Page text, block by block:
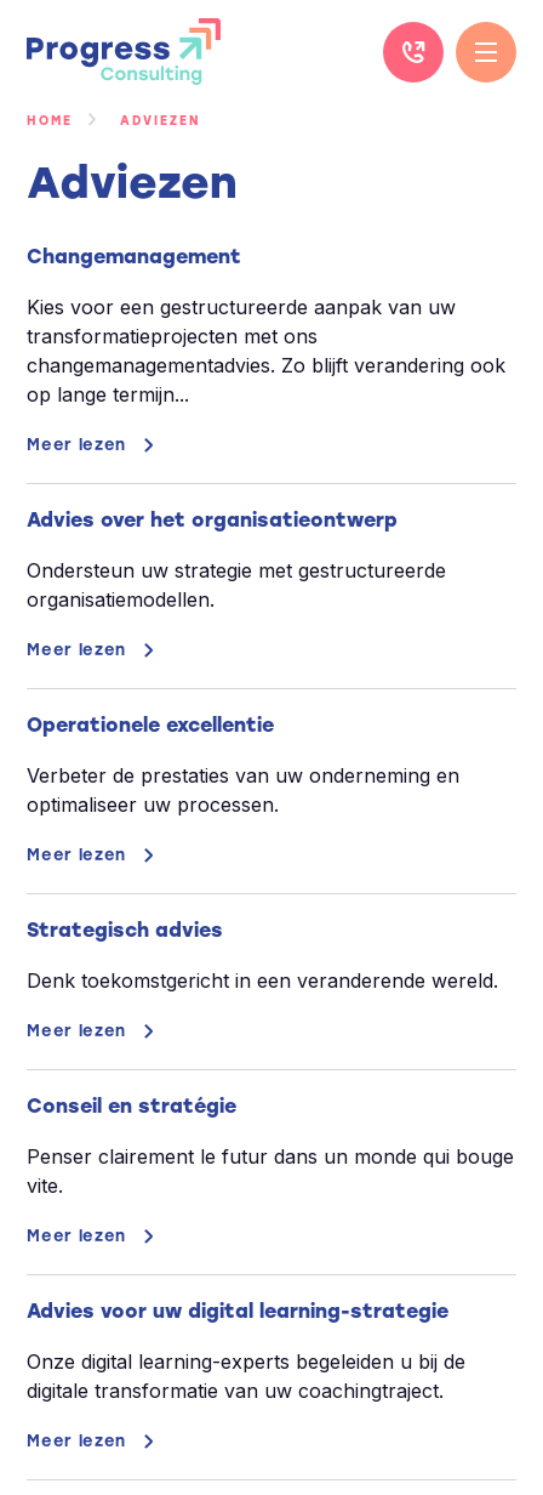
naar
HOME ADVIEZEN
Adviezen
Changemanagement
Kies voor een gestructureerde aanpak van uw
transformatieprojecten met ons
changemanagementadvies. Zo blijft verandering ook
op lange termijn...
Meer lezen
Advies over het organisatieontwerp
Ondersteun uw strategie met gestructureerde
organisatiemodellen.
Meer lezen
Operationele excellentie
Verbeter de prestaties van uw onderneming en
optimaliseer uw processen.
Meer lezen
Strategisch advies
Denk toekomstgericht in een veranderende wereld.
Meer lezen
Conseil en stratégie
Penser clairement le futur dans un monde qui bouge
vite.
Meer lezen
Advies voor uw digital learning-strategie
Onze digital learning-experts begeleiden u bij de
digitale transformatie van uw coachingtraject.
Meer lezen